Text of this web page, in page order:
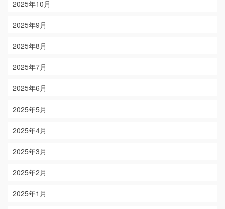
2025年10月
2025年9月
2025年8月
2025年7月
2025年6月
2025年5月
2025年4月
2025年3月
2025年2月
2025年1月